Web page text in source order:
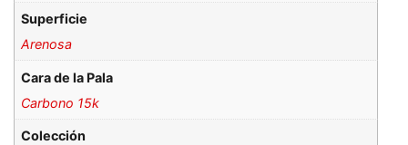
Superficie
Arenosa
Cara de la Pala
Carbono 15k
Colección